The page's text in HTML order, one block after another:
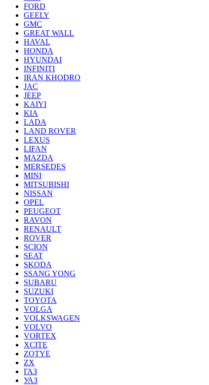
FORD
GEELY
GMC
GREAT WALL
HAVAL
HONDA
HYUNDAI
INFINITI
IRAN KHODRO
JAC
JEEP
KAIYI
KIA
LADA
LAND ROVER
LEXUS
LIFAN
MAZDA
MERSEDES
MINI
MITSUBISHI
NISSAN
OPEL
PEUGEOT
RAVON
RENAULT
ROVER
SCION
SEAT
SKODA
SSANG YONG
SUBARU
SUZUKI
TOYOTA
VOLGA
VOLKSWAGEN
VOLVO
VORTEX
XCITE
ZOTYE
ZX
ГАЗ
УАЗ